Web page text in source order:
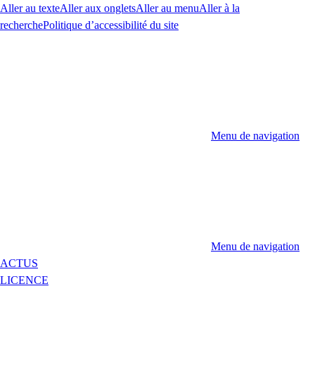
Aller au texteAller aux ongletsAller au menuAller à la
recherchePolitique d’accessibilité du site
Menu de navigation
Menu de navigation
ACTUS
LICENCE